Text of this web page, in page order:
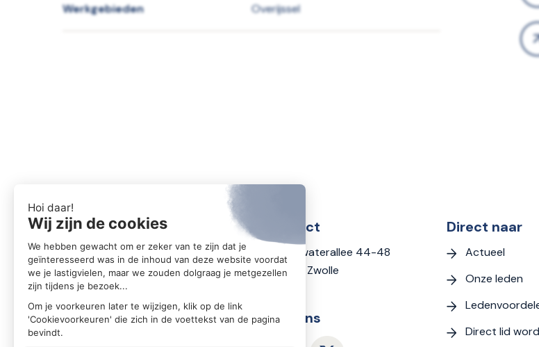
Werkgebieden Overijssel
Contact
Zwartewaterallee 44-48
8031 DX Zwolle
Volg ons
Direct naar
Actueel
Onze leden
Direct lid